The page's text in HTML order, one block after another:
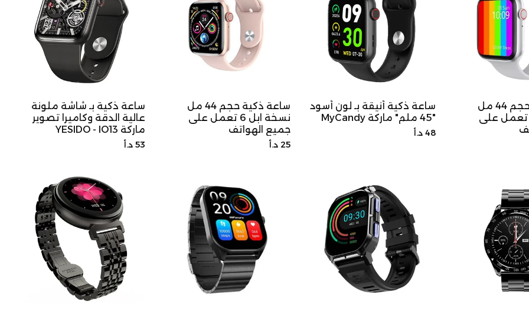
ساعة ذكية حجم 44 مل
نسخة ابل 6 تعمل على
ساعة ذكية أنيقة بـ لون أسود
"45 ملم" ماركة MyCandy
السعر
48 د.أ
ساعة ذكية حجم 44 مل
نسخة ابل 6 تعمل على
جميع الهواتف
السعر
25 د.أ
ساعة ذكية بـ شاشة ملونة
عالية الدقة وكاميرا تصوير
ماركة YESIDO - IO13
السعر
53 د.أ